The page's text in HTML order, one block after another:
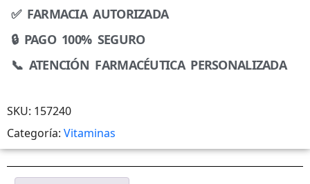
✅ FARMACIA AUTORIZADA
🔒 PAGO 100% SEGURO
📞 ATENCIÓN FARMACÉUTICA PERSONALIZADA
SKU: 157240
Categoría: Vitaminas